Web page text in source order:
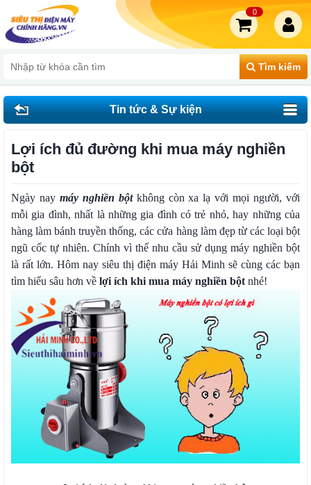
Tìm kiếm
0
Tin tức & Sự kiện
Lợi ích đủ đường khi mua máy nghiền
bột
Ngày nay máy nghiền bộtkhông còn xa lạ với mọi người, với
mỗi gia đình, nhất là những gia đình có trẻ nhỏ, hay những của
hàng làm bánh truyền thống, các cửa hàng làm đẹp từ các loại bột
ngũ cốc tự nhiên. Chính vì thế nhu cầu sử dụng máy nghiền bột
là rất lớn. Hôm nay siêu thị điện máy Hải Minh sẽ cùng các bạn
tìm hiểu sâu hơn về lợi ích khi mua máy nghiền bột nhé!